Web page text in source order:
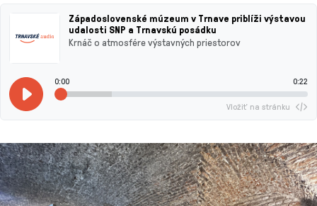
Západoslovenské múzeum v Trnave priblíži výstavou
udalosti SNP a Trnavskú posádku
Krnáč o atmosfére výstavných priestorov
0:00 0:22
Vložiť na stránku